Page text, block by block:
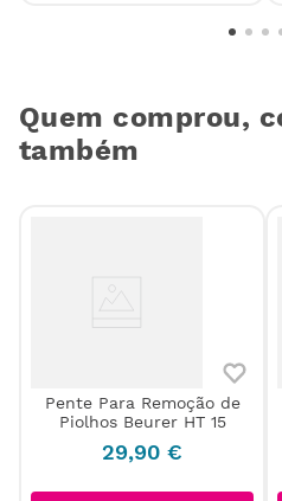
Quem comprou,
também
Pente Para Remoção de
Piolhos Beurer HT 15
29,90 €